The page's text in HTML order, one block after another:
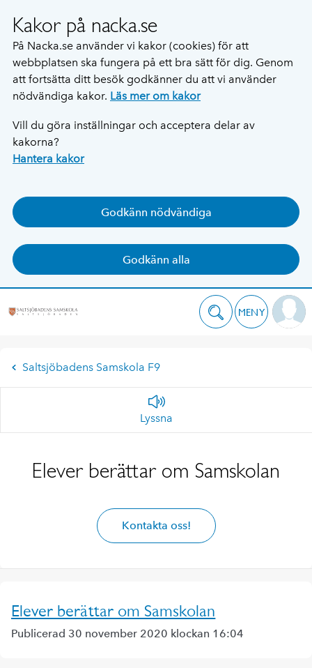
Kakor på nacka.se
På Nacka.se använder vi kakor (cookies) för att
webbplatsen ska fungera på ett bra sätt för dig. Genom
att fortsätta ditt besök godkänner du att vi använder
nödvändiga kakor. Läs mer om kakor
Vill du göra inställningar och acceptera delar av
kakorna?
Hantera kakor
Godkänn nödvändiga
Godkänn alla
MENY
Saltsjöbadens Samskola F9
Lyssna
Elever berättar om Samskolan
Kontakta oss!
Elever berättar om Samskolan
Publicerad 30 november 2020 klockan 16:04